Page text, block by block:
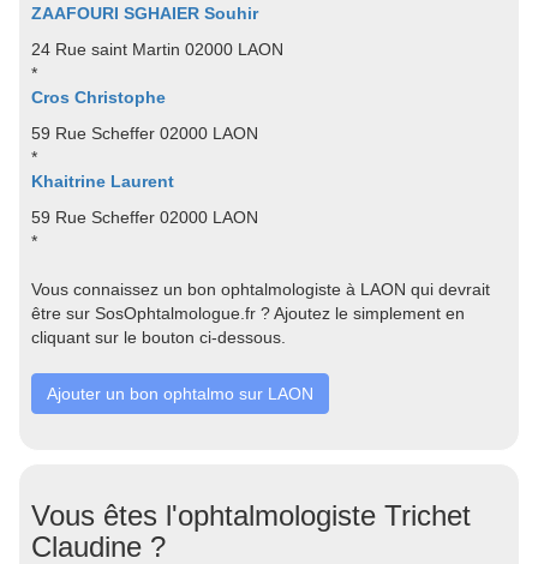
ZAAFOURI SGHAIER Souhir
24 Rue saint Martin 02000 LAON
*
Cros Christophe
59 Rue Scheffer 02000 LAON
*
Khaitrine Laurent
59 Rue Scheffer 02000 LAON
*
Vous connaissez un bon ophtalmologiste à LAON qui devrait
être sur SosOphtalmologue.fr ? Ajoutez le simplement en
cliquant sur le bouton ci-dessous.
Ajouter un bon ophtalmo sur LAON
Vous êtes l'ophtalmologiste Trichet
Claudine ?